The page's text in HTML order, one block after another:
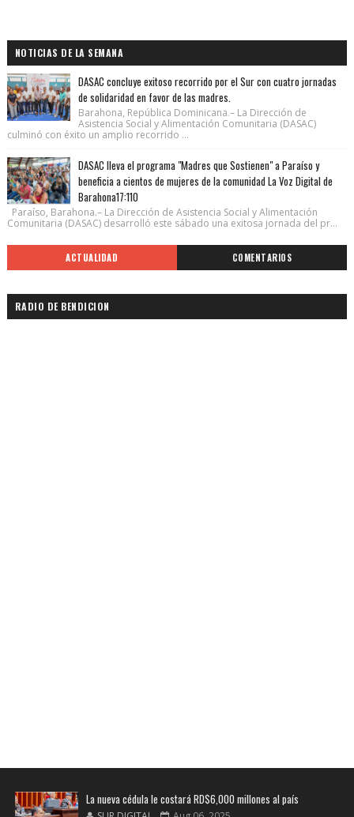
NOTICIAS DE LA SEMANA
DASAC concluye exitoso recorrido por el Sur con cuatro jornadas
de solidaridad en favor de las madres.
Barahona, República Dominicana.– La Dirección de
Asistencia Social y Alimentación Comunitaria (DASAC)
culminó con éxito un amplio recorrido ...
DASAC lleva el programa "Madres que Sostienen" a Paraíso y
beneficia a cientos de mujeres de la comunidad La Voz Digital de
Barahona17:110
Paraíso, Barahona.– La Dirección de Asistencia Social y Alimentación
Comunitaria (DASAC) desarrolló este sábado una exitosa jornada del pr...
ACTUALIDAD COMENTARIOS
RADIO DE BENDICION
La nueva cédula le costará RD$6,000 millones al país